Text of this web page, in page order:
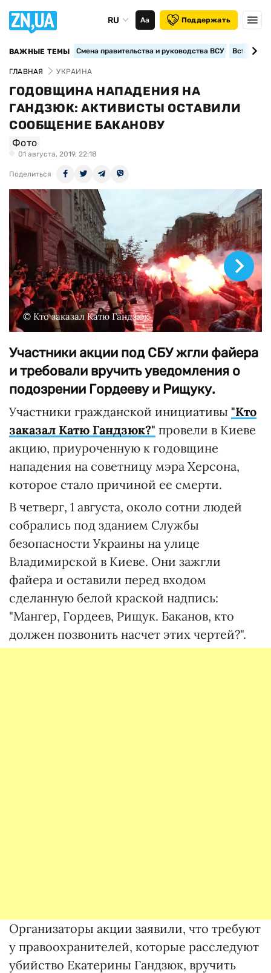
RU Аа Поддержать
ВАЖНЫЕ ТЕМЫ Смена правительства и руководства ВСУ
ГЛАВНАЯ УКРАИНА
ГОДОВЩИНА НАПАДЕНИЯ НА
ГАНДЗЮК: АКТИВИСТЫ ОСТАВИЛИ
СООБЩЕНИЕ БАКАНОВУ
Фото
01 августа, 2019, 22:18
Поделиться
© Кто заказал Катю Гандзюк
Участники акции под СБУ жгли файера
и требовали вручить уведомления о
подозрении Гордееву и Рищуку.
Участники гражданской инициативы "Кто
заказал Катю Гандзюк?" провели в Киеве
акцию, приуроченную к годовщине
нападения на советницу мэра Херсона,
которое стало причиной ее смерти.
В четверг, 1 августа, около сотни людей
собрались под зданием Службы
безопасности Украины на улице
Владимирской в Киеве. Они зажгли
файера и оставили перед входом
сделанную белой краской надпись:
"Мангер, Гордеев, Рищук. Баканов, кто
должен позвонить насчет этих чертей?".
Организаторы акции заявили, что требуют
у правоохранителей, которые расследуют
убийство Екатерины Гандзюк, вручить